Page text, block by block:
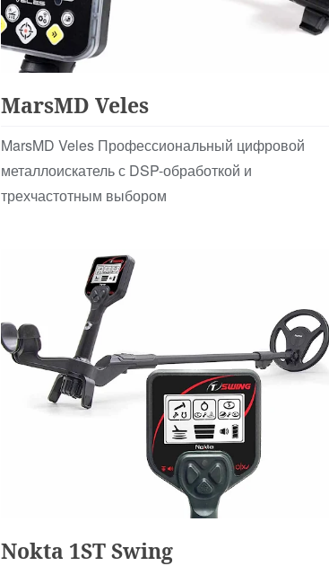
Для Начинающих
MarsMD Veles
MarsMD Veles Профессиональный цифровой
металлоискатель с DSP-обработкой и
трехчастотным выбором
Nokta 1ST Swing